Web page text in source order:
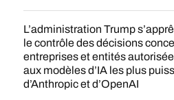
L’administration Trump
le contrôle des décisions
entreprises et entités
aux modèles d’IA les plus
d’Anthropic et d’OpenAI